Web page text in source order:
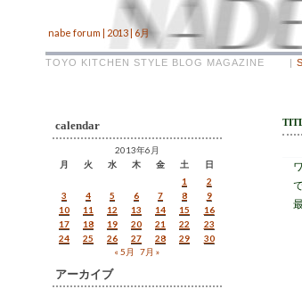
nabe forum | 2013 | 6月
TOYO KITCHEN STYLE BLOG MAGAZINE |
calendar
2013年6月
月
火 水 木 金 土
日
1
2
3
4 5 6 7 8
9
10
11 12 13 14 15
16
17
18 19 20 21 22
23
24
25 26 27 28 29
30
« 5月
7月 »
アーカイブ
ワ
で
最